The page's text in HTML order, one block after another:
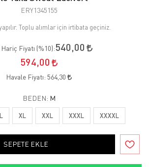
ERY1345155
Toplu alımlar için irtibata geçiniz.
Fiyatı (%10):540,00
594,00
Havale Fiyatı: 564,30
BEDEN: M
L XL XXL XXXL XXXXL
SEPETE EKLE